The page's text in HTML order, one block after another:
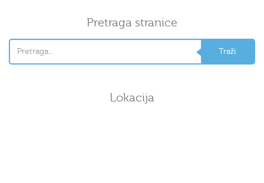
Pretraga stranice
Lokacija